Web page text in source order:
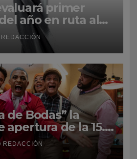
primer
año en ruta al
2027
REDACCIÓN
de Bodas” la
apertura de la 15.ª
Dominican Film
York
REDACCIÓN